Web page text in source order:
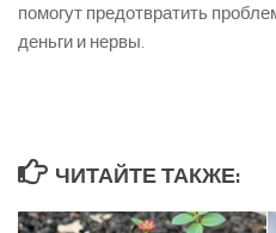
помогут предотвратить
деньги и нервы.
ЧИТАЙТЕ ТАКЖЕ: